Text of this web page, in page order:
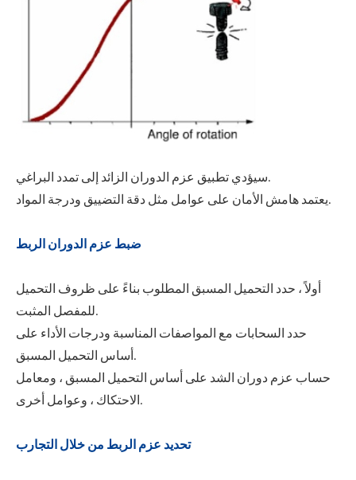
سيؤدي تطبيق عزم الدوران الزائد إلى تمدد البراغي.
يعتمد هامش الأمان على عوامل مثل دقة التضييق ودرجة المواد.
ضبط عزم الدوران الربط
أولاً ، حدد التحميل المسبق المطلوب بناءً على ظروف التحميل
للمفصل المثبت.
حدد السحابات مع المواصفات المناسبة ودرجات الأداء على
أساس التحميل المسبق.
حساب عزم دوران الشد على أساس التحميل المسبق ، ومعامل
الاحتكاك ، وعوامل أخرى.
تحديد عزم الربط من خلال التجارب